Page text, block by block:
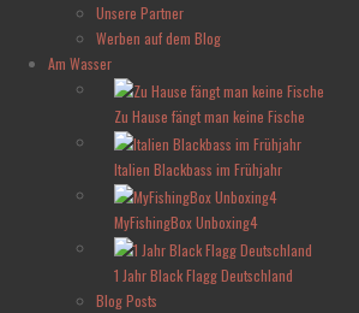
Unsere Partner
Werben auf dem Blog
Am Wasser
Zu Hause fängt man keine Fische
Italien Blackbass im Frühjahr
MyFishingBox Unboxing4
1 Jahr Black Flagg Deutschland
Blog Posts